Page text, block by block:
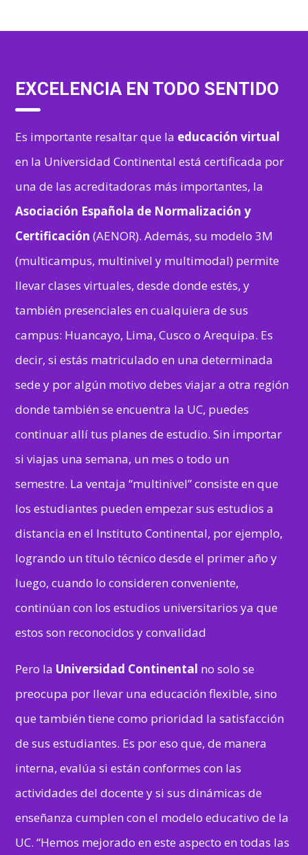
EXCELENCIA EN TODO SENTIDO
Es importante resaltar que la educación virtual
en la Universidad Continental está certificada por
una de las acreditadoras más importantes, la
Asociación Española de Normalización y
Certificación (AENOR). Además, su modelo 3M
(multicampus, multinivel y multimodal) permite
llevar clases virtuales, desde donde estés, y
también presenciales en cualquiera de sus
campus: Huancayo, Lima, Cusco o Arequipa. Es
decir, si estás matriculado en una determinada
sede y por algún motivo debes viajar a otra región
donde también se encuentra la UC, puedes
continuar allí tus planes de estudio. Sin importar
si viajas una semana, un mes o todo un
semestre. La ventaja “multinivel” consiste en que
los estudiantes pueden empezar sus estudios a
distancia en el Instituto Continental, por ejemplo,
logrando un título técnico desde el primer año y
luego, cuando lo consideren conveniente,
continúan con los estudios universitarios ya que
estos son reconocidos y convalidad
Pero la Universidad Continental no solo se
preocupa por llevar una educación flexible, sino
que también tiene como prioridad la satisfacción
de sus estudiantes. Es por eso que, de manera
interna, evalúa si están conformes con las
actividades del docente y si sus dinámicas de
enseñanza cumplen con el modelo educativo de la
UC. “Hemos mejorado en este aspecto en todas las